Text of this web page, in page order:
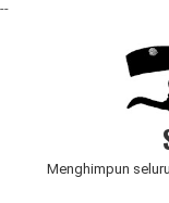
--
Menghimpun